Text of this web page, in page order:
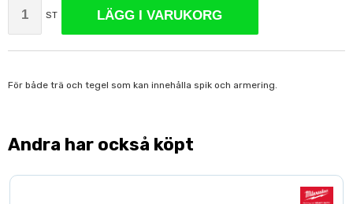
ST LÄGG I VARUKORG
För både trä och tegel som kan innehålla spik och armering.
Andra har också köpt